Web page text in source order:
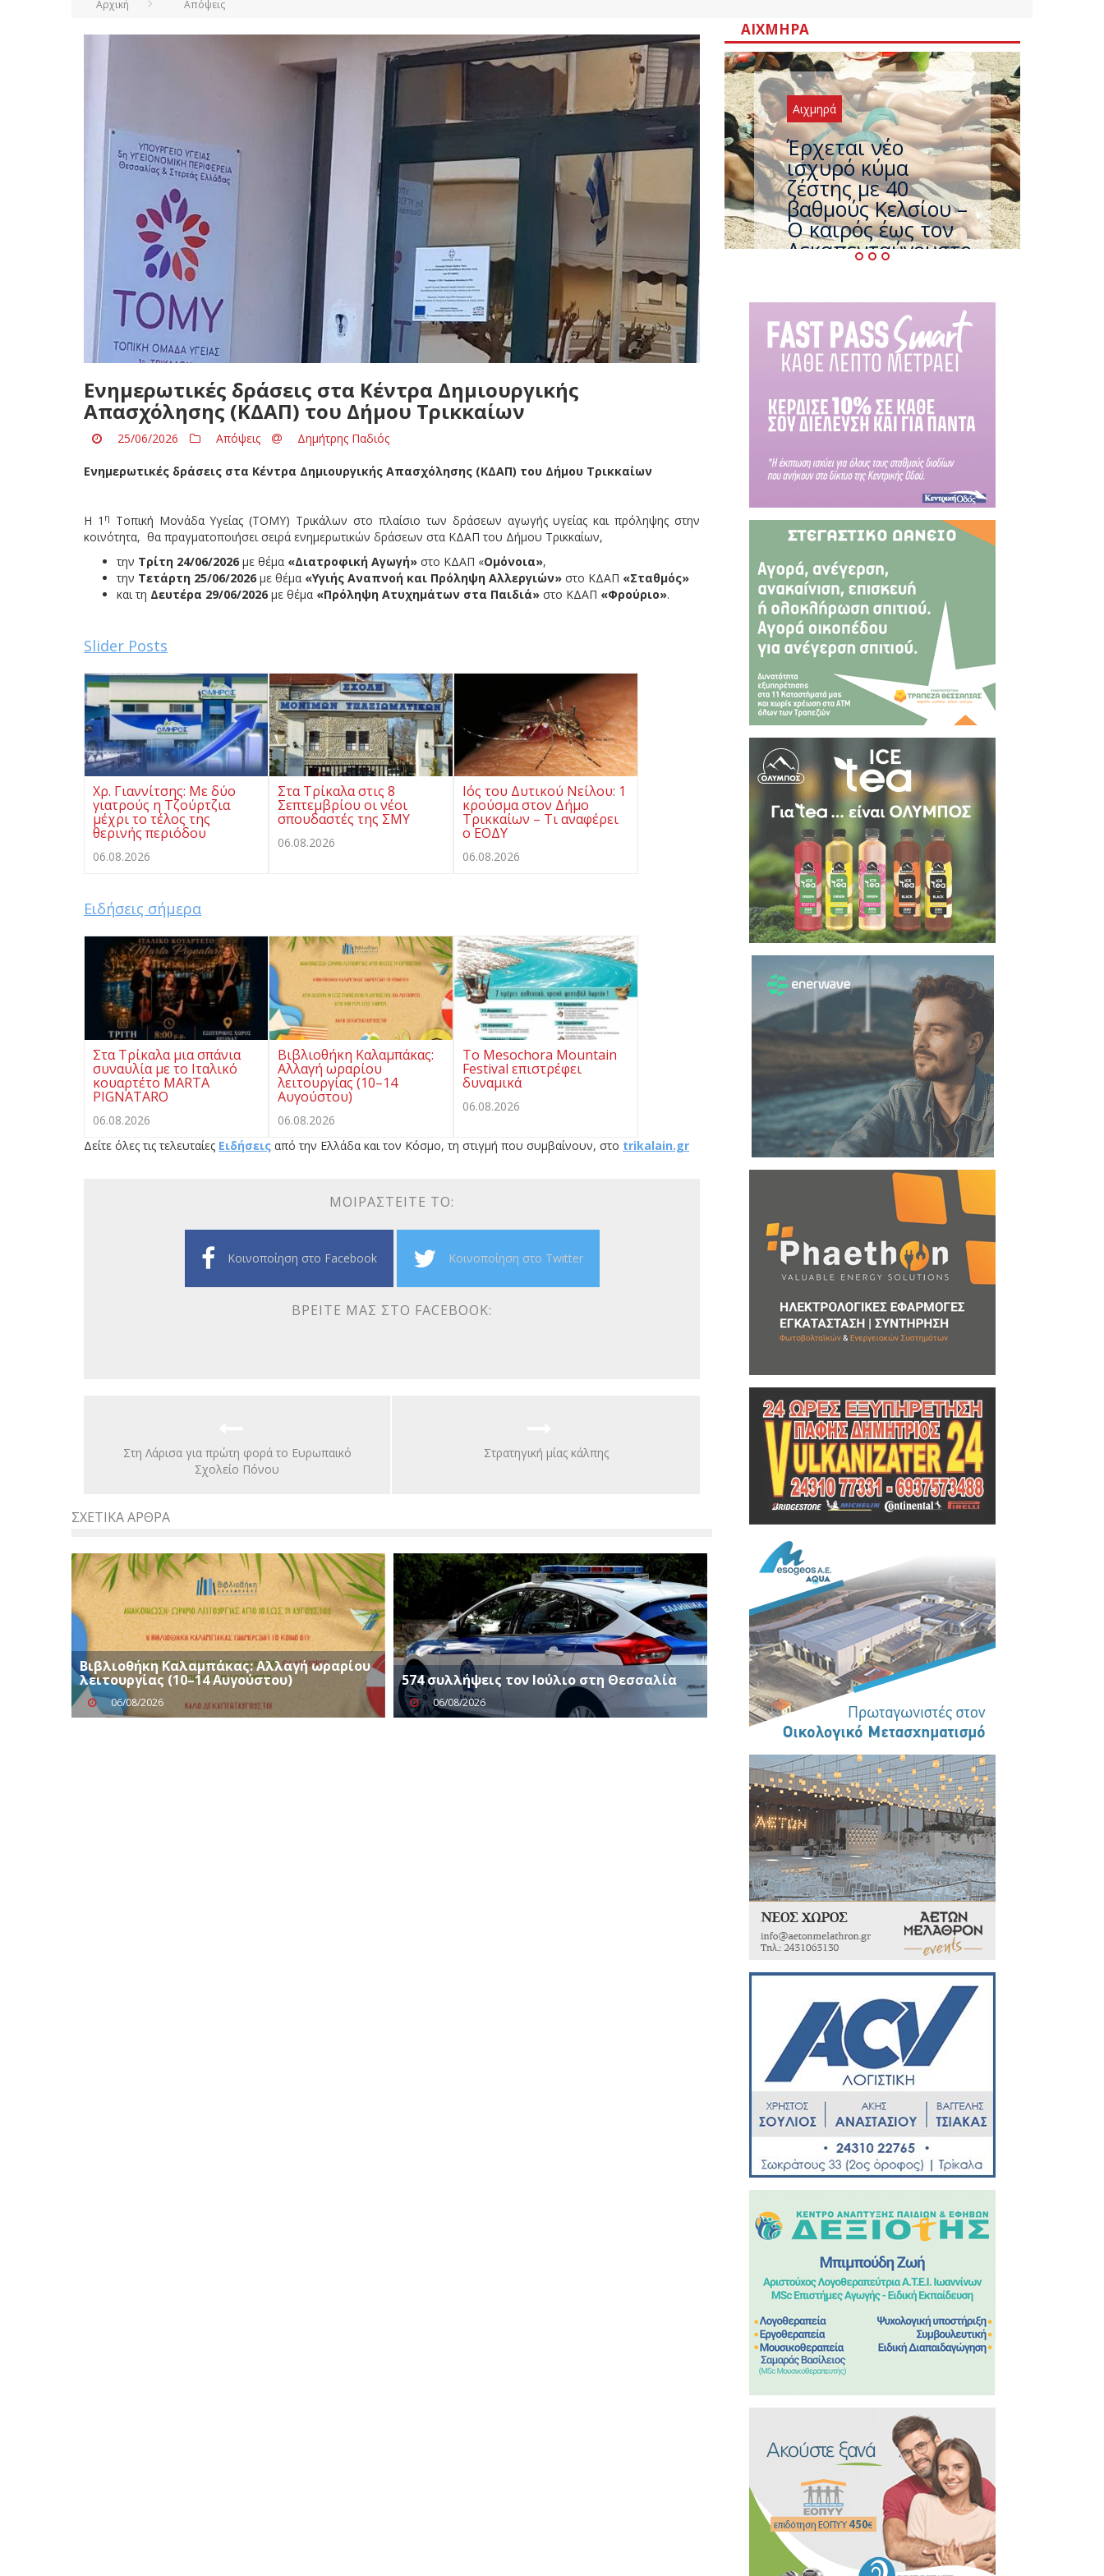
Αρχική Απόψεις
Ενημερωτικές δράσεις στα Κέντρα Δημιουργικής
Απασχόλησης (ΚΔΑΠ) του Δήμου Τρικκαίων
25/06/2026 Απόψεις Δημήτρης Παδιός
Ενημερωτικές δράσεις στα Κέντρα Δημιουργικής Απασχόλησης (ΚΔΑΠ) του Δήμου Τρικκαίων
Η 1 η
Τοπική Μονάδα Υγείας (ΤΟΜΥ) Τρικάλων στο πλαίσιο των δράσεων αγωγής υγείας και πρόληψης στην
κοινότητα, θα πραγματοποιήσει σειρά ενημερωτικών δράσεων στα ΚΔΑΠ του Δήμου Τρικκαίων,
την Τρίτη 24/06/2026 με θέμα «Διατροφική Αγωγή» στο ΚΔΑΠ «Ομόνοια»,
την Τετάρτη 25/06/2026 με θέμα «Υγιής Αναπνοή και Πρόληψη Αλλεργιών» στο ΚΔΑΠ «Σταθμός»
και τη Δευτέρα 29/06/2026 με θέμα «Πρόληψη Ατυχημάτων στα Παιδιά» στο ΚΔΑΠ «Φρούριο».
Slider Posts
Χρ. Γιαννίτσης: Με δύο
γιατρούς η Τζούρτζια
μέχρι το τέλος της
θερινής περιόδου
06.08.2026
Στα Τρίκαλα στις 8
Σεπτεμβρίου οι νέοι
σπουδαστές της ΣΜΥ
06.08.2026
Ιός του Δυτικού Νείλου: 1
κρούσμα στον Δήμο
Τρικκαίων – Τι αναφέρει
ο ΕΟΔΥ
06.08.2026
Ειδήσεις σήμερα
Στα Τρίκαλα μια σπάνια
συναυλία με το Ιταλικό
κουαρτέτο MARTA
PIGNATARO
06.08.2026
Βιβλιοθήκη Καλαμπάκας:
Αλλαγή ωραρίου
λειτουργίας (10–14
Αυγούστου)
06.08.2026
Το Mesochora Mountain
Festival επιστρέφει
δυναμικά
06.08.2026
Δείτε όλες τις τελευταίες Ειδήσεις από την Ελλάδα και τον Κόσμο, τη στιγμή που συμβαίνουν, στο trikalain.gr
ΜΟΙΡΑΣΤΕΊΤΕ ΤΟ:
Κοινοποίηση στο Facebook Κοινοποίηση στο Twitter
ΒΡΕΊΤΕ ΜΑΣ ΣΤΟ FACEBOOK:
Στη Λάρισα για πρώτη φορά το Ευρωπαικό
Σχολείο Πόνου
Στρατηγική μίας κάλπης
ΣΧΕΤΙΚΆ ΆΡΘΡΑ
Βιβλιοθήκη Καλαμπάκας: Αλλαγή ωραρίου
λειτουργίας (10–14 Αυγούστου)
06/08/2026
574 συλλήψεις τον Ιούλιο στη Θεσσαλία
06/08/2026
ΑΙΧΜΗΡΆ
Αιχμηρά
Άφαντος ο
Τσίπρας… την ώρα
που η χώρα
καίγεται